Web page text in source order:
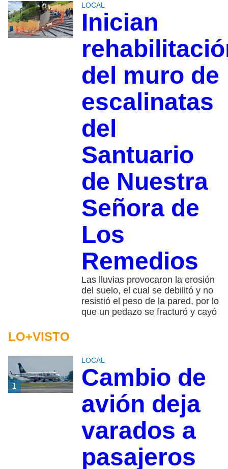
LOCAL
Inician
del muro de
escalinatas
del
Santuario
de Nuestra
Señora de
Los
Remedios
Las lluvias provocaron la erosión
del suelo, el cual se debilitó y no
resistió el peso de la pared, por lo
que un pedazo se fracturó y cayó
LO+VISTO
1
LOCAL
Cambio de
avión deja
varados a
pasajeros